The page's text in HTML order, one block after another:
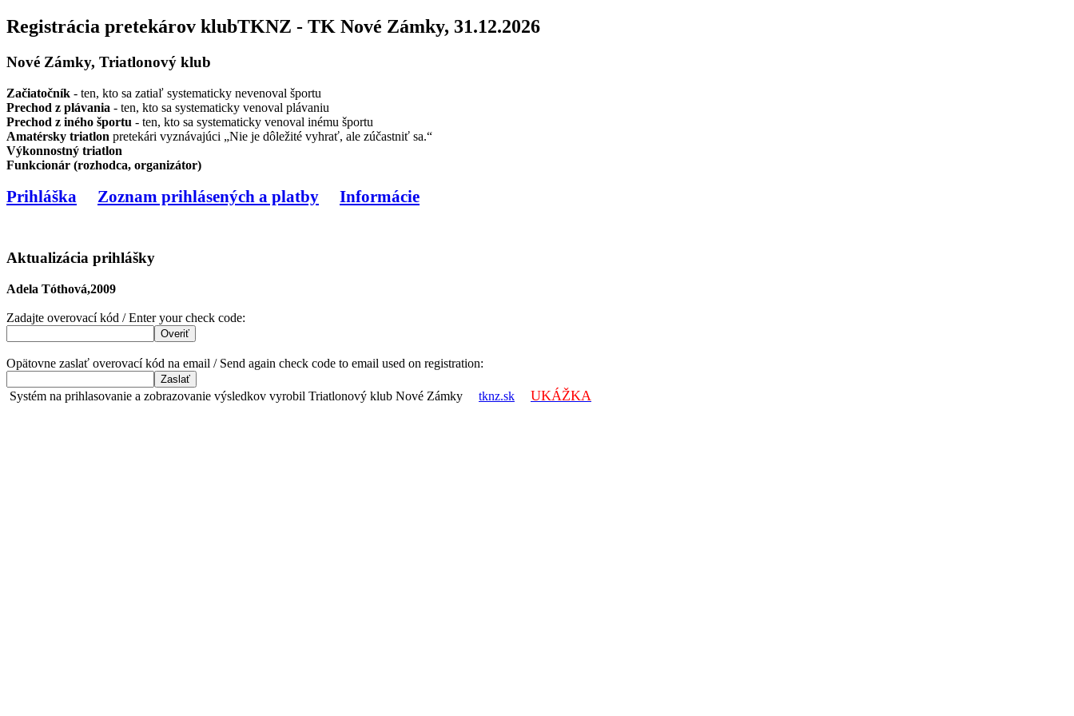
Registrácia pretekárov klubTKNZ - TK Nové Zámky, 31.12.2026
Nové Zámky, Triatlonový klub
Začiatočník - ten, kto sa zatiaľ systematicky nevenoval športu
Prechod z plávania - ten, kto sa systematicky venoval plávaniu
Prechod z iného športu - ten, kto sa systematicky venoval inému športu
Amatérsky triatlon pretekári vyznávajúci „Nie je dôležité vyhrať, ale zúčastniť sa.“
Výkonnostný triatlon
Funkcionár (rozhodca, organizátor)
Prihláška Zoznam prihlásených a platby Informácie
Aktualizácia prihlášky
Adela Tóthová,2009
Zadajte overovací kód / Enter your check code:
Opätovne zaslať overovací kód na email / Send again check code to email used on registration:
Systém na prihlasovanie a zobrazovanie výsledkov vyrobil Triatlonový klub Nové Zámky tknz.sk UKÁŽKA